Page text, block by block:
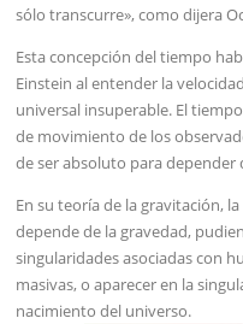
sólo transcurre», como dijera
Esta concepción del tiempo
Einstein al entender la
universal insuperable. El
de movimiento de los
de ser absoluto para depender
En su teoría de la gravitación,
depende de la gravedad,
singularidades asociadas con
masivas, o aparecer en la
nacimiento del universo.